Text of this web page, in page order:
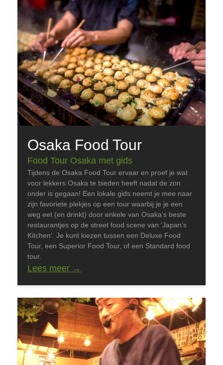
Osaka Food Tour
Food Tour Osaka met gids
Tijdens de Osaka Food Tour ervaar en proef je wat
voor lekkers Osaka te bieden heeft nadat de zon
onder is gegaan! Een lokale gids neemt je mee naar
zijn favoriete plekjes op een tour waarbij je je een
weg eet (en drinkt) door enkele van Osaka’s beste
restaurantjes op de street food scene van ‘Japan’s
Kitchen’. Je kunt kiezen tussen een Deluxe Food
Tour, een Superior Food Tour, of een Standard food
tour.
Lees meer →